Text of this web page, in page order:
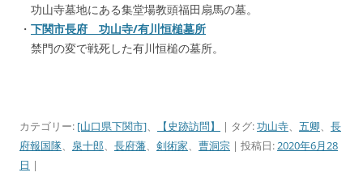
功山寺墓地にある集堂場教頭福田扇馬の墓。
・ 下関市長府 功山寺/有川恒槌墓所
禁門の変で戦死した有川恒槌の墓所。
カテゴリー: [山口県下関市]、 【史跡訪問】 | タグ:功山寺、 五卿、 長
府報国隊、 泉十郎、 長府藩、 剣術家、 曹洞宗 | 投稿日:2020年6月28
日 |